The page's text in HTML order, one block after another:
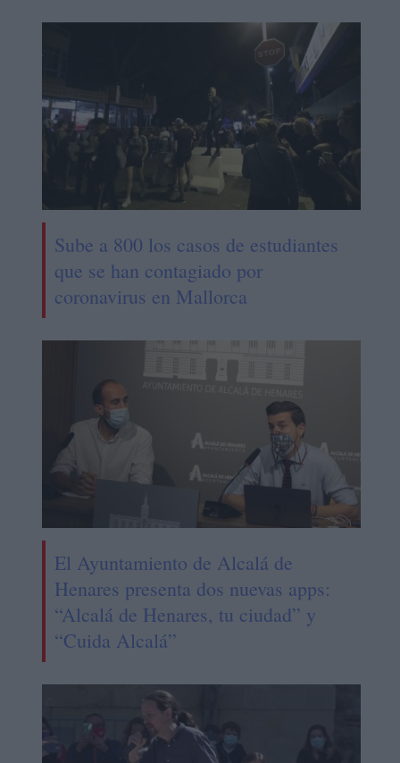
Sube a 800 los casos de estudiantes
que se han contagiado por
coronavirus en Mallorca
El Ayuntamiento de Alcalá de
Henares presenta dos nuevas apps:
“Alcalá de Henares, tu ciudad” y
“Cuida Alcalá”